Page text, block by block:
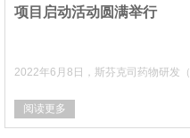
项目启动活动圆满举行
2022年6月8日，斯芬克司药物研发
阅读更多